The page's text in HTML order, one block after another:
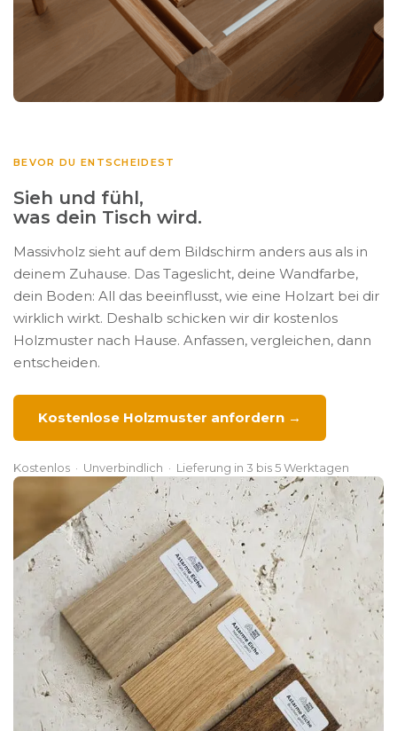
BEVOR DU ENTSCHEIDEST
Sieh und fühl,
was dein Tisch wird.
Massivholz sieht auf dem Bildschirm anders aus als in
deinem Zuhause. Das Tageslicht, deine Wandfarbe,
dein Boden: All das beeinflusst, wie eine Holzart bei dir
wirklich wirkt. Deshalb schicken wir dir kostenlos
Holzmuster nach Hause. Anfassen, vergleichen, dann
entscheiden.
Kostenlose Holzmuster anfordern →
Kostenlos · Unverbindlich · Lieferung in 3 bis 5 Werktagen